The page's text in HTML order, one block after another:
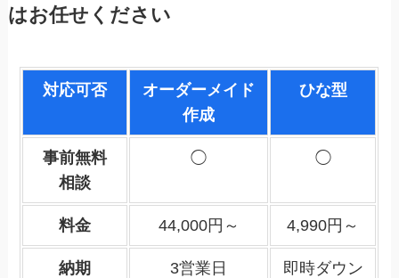
はお任せください
対応可否
オーダーメイド
作成
ひな型
事前無料
相談
◯ ◯
料金 44,000円～ 4,990円～
納期 3営業日
即時ダウン